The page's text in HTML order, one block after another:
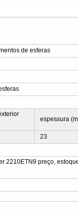
de esferas
espessura
23
2210ETN9 preço,